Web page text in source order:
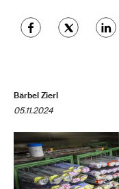
Bärbel Zierl
05.11.2024